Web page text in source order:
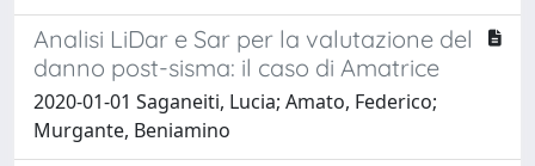
Analisi LiDar e Sar per la valutazione del
danno post-sisma: il caso di Amatrice
2020-01-01 Saganeiti, Lucia; Amato, Federico;
Murgante, Beniamino